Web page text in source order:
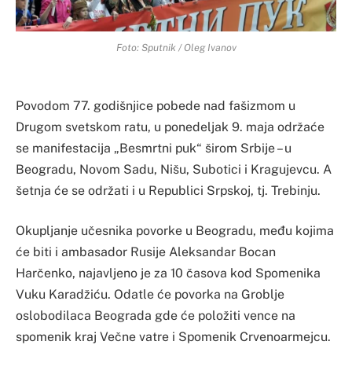
Foto: Sputnik / Oleg Ivanov
Povodom 77. godišnjice pobede nad fašizmom u
Drugom svetskom ratu, u ponedeljak 9. maja održaće
se manifestacija „Besmrtni puk“ širom Srbije – u
Beogradu, Novom Sadu, Nišu, Subotici i Kragujevcu. A
šetnja će se održati i u Republici Srpskoj, tj. Trebinju.
Okupljanje učesnika povorke u Beogradu, među kojima
će biti i ambasador Rusije Aleksandar Bocan
Harčenko, najavljeno je za 10 časova kod Spomenika
Vuku Karadžiću. Odatle će povorka na Groblje
oslobodilaca Beograda gde će položiti vence na
spomenik kraj Večne vatre i Spomenik Crvenoarmejcu.